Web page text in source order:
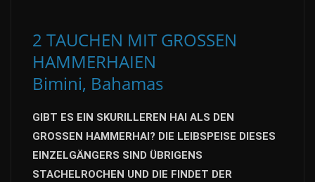
2 TAUCHEN MIT GROSSEN
HAMMERHAIEN
Bimini, Bahamas
GIBT ES EIN SKURILLEREN HAI ALS DEN
GROSSEN HAMMERHAI? DIE LEIBSPEISE DIESES
EINZELGÄNGERS SIND ÜBRIGENS
STACHELROCHEN UND DIE FINDET DER